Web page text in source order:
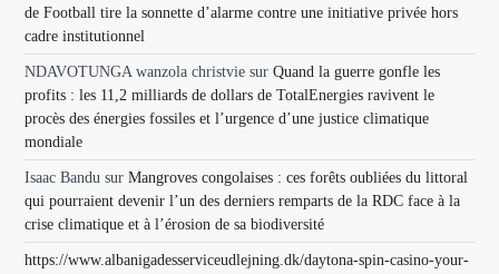
de Football tire la sonnette d’alarme contre une initiative privée hors
cadre institutionnel
NDAVOTUNGA wanzola christvie surQuand la guerre gonfle les
profits : les 11,2 milliards de dollars de TotalEnergies ravivent le
procès des énergies fossiles et l’urgence d’une justice climatique
mondiale
Isaac Bandu surMangroves congolaises : ces forêts oubliées du littoral
qui pourraient devenir l’un des derniers remparts de la RDC face à la
crise climatique et à l’érosion de sa biodiversité
https://www.albanigadesserviceudlejning.dk/daytona-spin-casino-your-